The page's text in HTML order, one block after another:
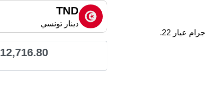
TND
دينار تونسي
12,716.80